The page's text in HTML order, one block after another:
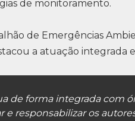
de monitoramento.
de Emergências
a atuação integrada
de forma integrada com
e responsabilizar os